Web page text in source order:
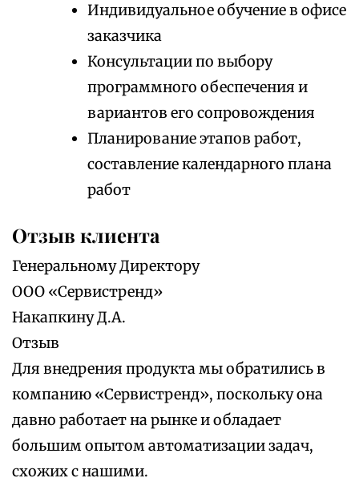
Индивидуальное обучение в офисе
заказчика
Консультации по выбору
программного обеспечения и
вариантов его сопровождения
Планирование этапов работ,
составление календарного плана
работ
Отзыв клиента
Генеральному Директору
ООО «Сервистренд»
Накапкину Д.А.
Отзыв
Для внедрения продукта мы обратились в
компанию «Сервистренд», поскольку она
давно работает на рынке и обладает
большим опытом автоматизации задач,
схожих с нашими.